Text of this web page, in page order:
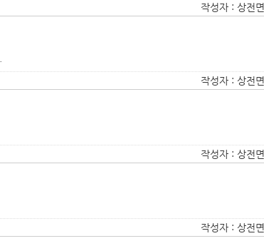
작성자 : 상전면
작성자 : 상전면
작성자 : 상전면
작성자 : 상전면